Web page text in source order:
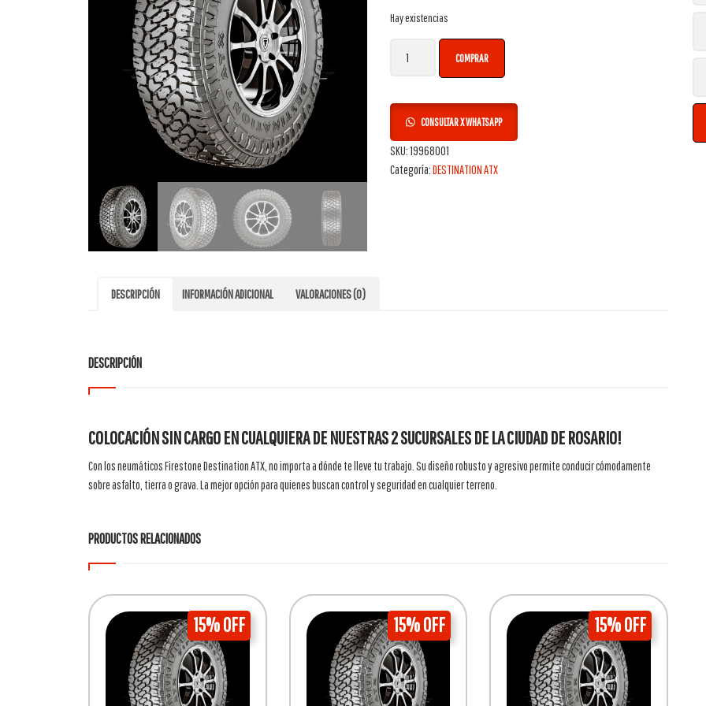
Hay existencias
Neumático Firestone 255/75R15 110S DESTINATION ATX cantidad
COMPRAR
CONSULTAR X WHATSAPP
SKU:19968001
Categoría:DESTINATION ATX
DESCRIPCIÓN INFORMACIÓN ADICIONAL VALORACIONES (0)
DESCRIPCIÓN
COLOCACIÓN SIN CARGO EN CUALQUIERA DE NUESTRAS 2 SUCURSALES DE LA CIUDAD DE ROSARIO!
Con los neumáticos Firestone Destination ATX, no importa a dónde te lleve tu trabajo. Su diseño robusto y agresivo permite conducir cómodamente
sobre asfalto, tierra o grava. La mejor opción para quienes buscan control y seguridad en cualquier terreno.
PRODUCTOS RELACIONADOS
15% OFF 15% OFF 15% OFF